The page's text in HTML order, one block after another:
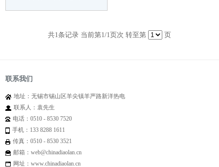
共1条记录 当前第1/1页次 转至第 页
联系我们
地址：无锡市锡山区羊尖镇羊严路新洋热电
联系人：袁先生
电话：0510 - 8530 7520
手机：133 8288 1611
传真：0510 - 8530 3521
邮箱：web@chinadiaolan.cn
网址：www.chinadiaolan.cn